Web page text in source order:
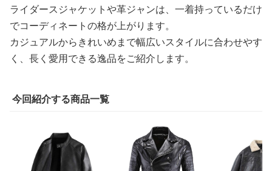
ライダースジャケットや革ジャンは、一着持っているだけ
でコーディネートの格が上がります。
カジュアルからきれいめまで幅広いスタイルに合わせやす
く、長く愛用できる逸品をご紹介します。
今回紹介する商品一覧